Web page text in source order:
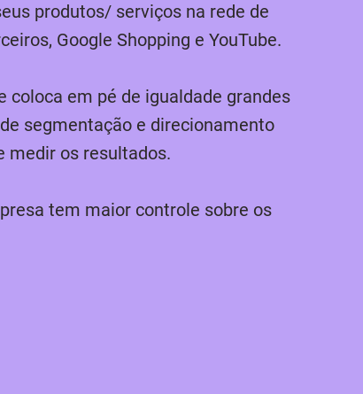
produtos/ serviços na rede de
Google Shopping e YouTube.
coloca em pé de igualdade grandes
segmentação e direcionamento
medir os resultados.
tem maior controle sobre os